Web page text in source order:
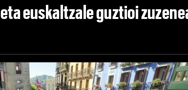
euskaltzale guztioi